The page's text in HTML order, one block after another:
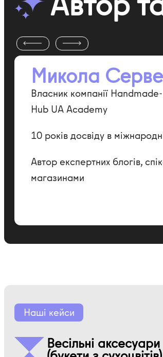
Микола
Власник компанії
Hub UA Academy
10 років досвіду в
Автор експертних блогів,
магазинами
Наші кейси
Весільні аксесуари